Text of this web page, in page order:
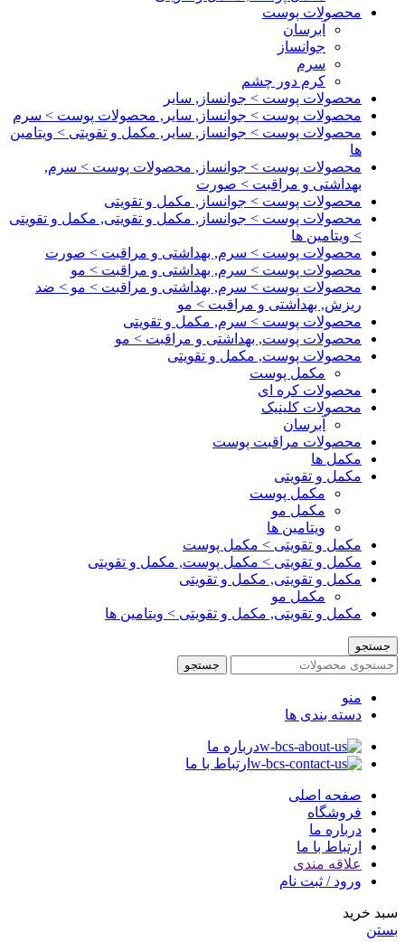
محصولات پوست
آبرسان
جوانساز
سرم
کرم دور چشم
محصولات پوست > جوانساز, سایر
محصولات پوست > جوانساز, سایر, محصولات پوست > سرم
محصولات پوست > جوانساز, سایر, مکمل و تقویتی > ویتامین
ها
محصولات پوست > جوانساز, محصولات پوست > سرم,
بهداشتی و مراقبت > صورت
محصولات پوست > جوانساز, مکمل و تقویتی
محصولات پوست > جوانساز, مکمل و تقویتی, مکمل و تقویتی
> ویتامین ها
محصولات پوست > سرم, بهداشتی و مراقبت > صورت
محصولات پوست > سرم, بهداشتی و مراقبت > مو
محصولات پوست > سرم, بهداشتی و مراقبت > مو > ضد
ریزش, بهداشتی و مراقبت > مو
محصولات پوست > سرم, مکمل و تقویتی
محصولات پوست, بهداشتی و مراقبت > مو
محصولات پوست, مکمل و تقویتی
مکمل پوست
محصولات کره ای
محصولات کلینیک
آبرسان
محصولات مراقبت پوست
مکمل ها
مکمل و تقویتی
مکمل پوست
مکمل مو
ویتامین ها
مکمل و تقویتی > مکمل پوست
مکمل و تقویتی > مکمل پوست, مکمل و تقویتی
مکمل و تقویتی, مکمل و تقویتی
مکمل مو
مکمل و تقویتی, مکمل و تقویتی > ویتامین ها
جستجو
جستجو
منو
دسته بندی ها
درباره ما
ارتباط با ما
صفحه اصلی
فروشگاه
درباره ما
ارتباط با ما
علاقه مندی
ورود / ثبت نام
سبد خرید
بستن